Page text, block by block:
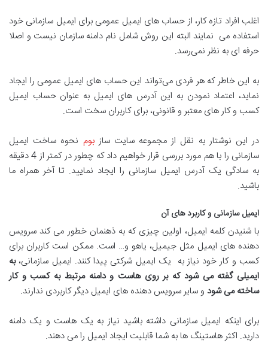
اغلب افراد تازه کار، از حساب های ایمیل عمومی برای ایمیل سازمانی خود
استفاده می نمایند البته این روش شامل نام دامنه سازمان نیست و اصلا
حرفه ای به نظر نمی‌رسد.
به این خاطر که هر فردی می‌تواند این حساب های ایمیل عمومی را ایجاد
نماید، اعتماد نمودن به این آدرس های ایمیل به عنوان حساب ایمیل
کسب و کار های معتبر و قانونی، برای کاربران سخت است.
در این نوشتار به نقل از مجموعه سایت سازبوم نحوه ساخت ایمیل
سازمانی را با هم مورد بررسی قرار خواهیم داد که چطور در کمتر از 4 دقیقه
به سادگی یک آدرس ایمیل سازمانی را ایجاد نمایید. تا آخر همراه ما
باشید.
ایمیل سازمانی و کاربرد های آن
با شنیدن کلمه ایمیل، اولین چیزی که به ذهنمان خطور می کند سرویس
دهنده های ایمیل مثل جیمیل، یاهو و… است. ممکن است کاربران برای
کسب و کار خود نیاز به یک ایمیل شرکتی پیدا کنند. ایمیل سازمانی،به
ایمیلی گفته می شود که بر روی هاست و دامنه مرتبط به کسب و کار
ساخته می شود و سایر سرویس دهنده های ایمیل دیگر کاربردی ندارند.
برای اینکه ایمیل سازمانی داشته باشید نیاز به یک هاست و یک دامنه
دارید. اکثر هاستینگ ها به شما قابلیت ایجاد ایمیل را می دهند.